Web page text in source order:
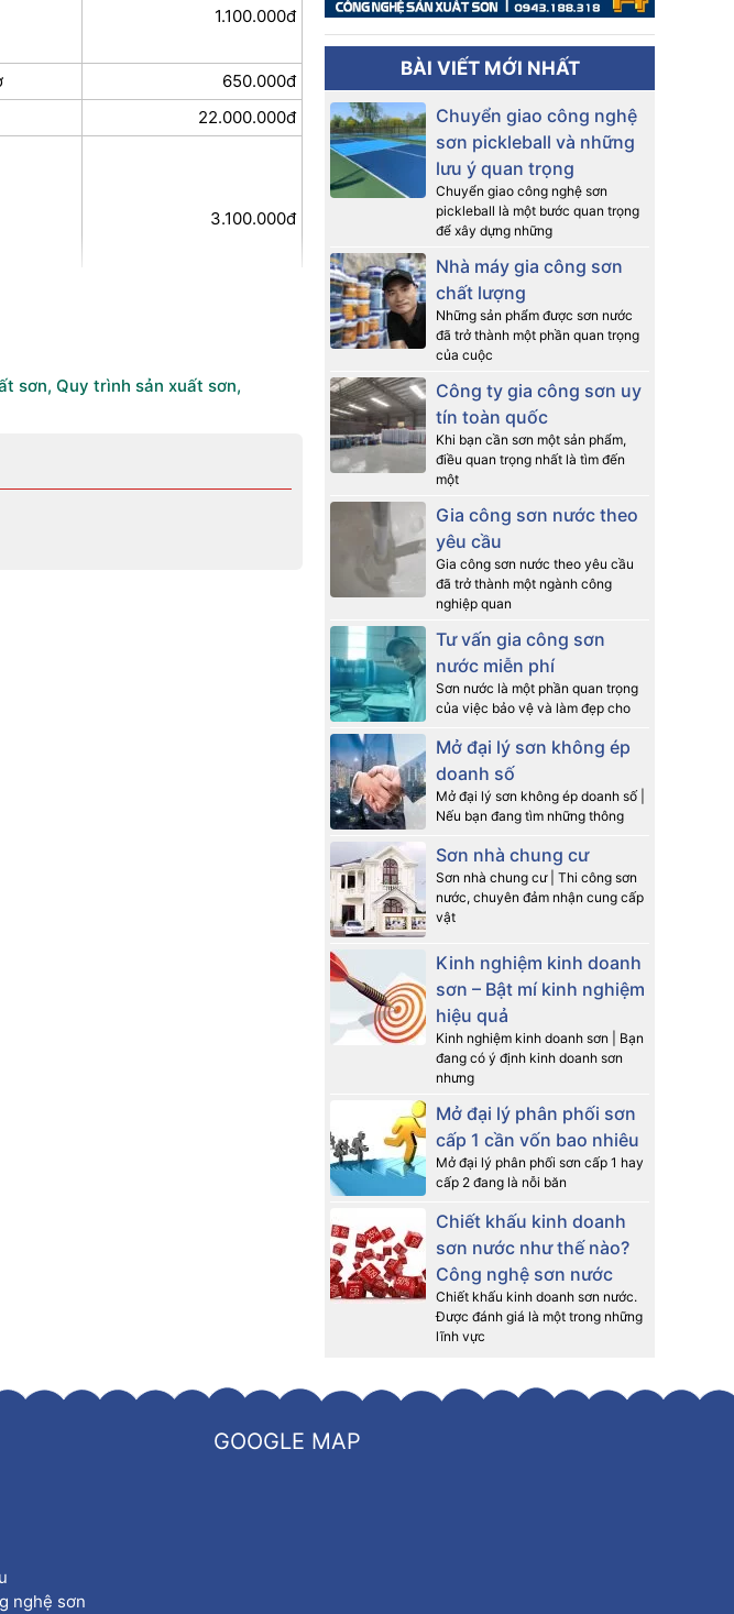
1.100.000đ
650.000đ
22.000.000đ
3.100.000đ
41.500đ 48.000đ
ngoài (JIS, ASTM, GB…), tiêu chuẩn
Sơn Kova, Sơn Dulux, Mycolor…
sơn, Quy trình sản xuất sơn,
BÀI VIẾT MỚI NHẤT
Chuyển giao công nghệ
sơn pickleball và những
lưu ý quan trọng
Chuyển giao công nghệ sơn
pickleball là một bước quan trọng
để xây dựng những
Nhà máy gia công sơn
chất lượng
Những sản phẩm được sơn nước
đã trở thành một phần quan trọng
của cuộc
Công ty gia công sơn uy
tín toàn quốc
Khi bạn cần sơn một sản phẩm,
điều quan trọng nhất là tìm đến
một
Gia công sơn nước theo
yêu cầu
Gia công sơn nước theo yêu cầu
đã trở thành một ngành công
nghiệp quan
Tư vấn gia công sơn
nước miễn phí
Sơn nước là một phần quan trọng
của việc bảo vệ và làm đẹp cho
Mở đại lý sơn không ép
doanh số
Mở đại lý sơn không ép doanh số |
Nếu bạn đang tìm những thông
Sơn nhà chung cư
Sơn nhà chung cư | Thi công sơn
nước, chuyên đảm nhận cung cấp
vật
Kinh nghiệm kinh doanh
sơn – Bật mí kinh nghiệm
hiệu quả
Kinh nghiệm kinh doanh sơn | Bạn
đang có ý định kinh doanh sơn
nhưng
Mở đại lý phân phối sơn
cấp 1 cần vốn bao nhiêu
Mở đại lý phân phối sơn cấp 1 hay
cấp 2 đang là nỗi băn
Chiết khấu kinh doanh
sơn nước như thế nào?
Công nghệ sơn nước
Chiết khấu kinh doanh sơn nước.
Được đánh giá là một trong những
lĩnh vực
nghệ sơn
GOOGLE MAP